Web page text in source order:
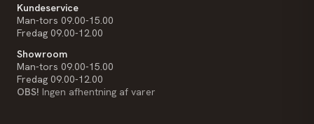
Kundeservice
Man-tors 09.00-15.00
Fredag 09.00-12.00
Showroom
Man-tors 09.00-15.00
Fredag 09.00-12.00
OBS! Ingen afhentning af varer